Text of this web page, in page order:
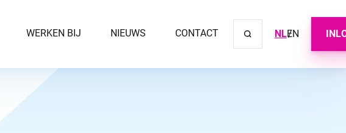
WERKEN BIJ NIEUWS CONTACT NLEN
Sluit